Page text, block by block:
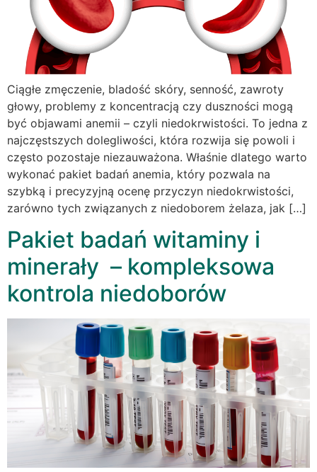
Ciągłe zmęczenie, bladość skóry, senność, zawroty
głowy, problemy z koncentracją czy duszności mogą
być objawami anemii – czyli niedokrwistości. To jedna z
najczęstszych dolegliwości, która rozwija się powoli i
często pozostaje niezauważona. Właśnie dlatego warto
wykonać pakiet badań anemia, który pozwala na
szybką i precyzyjną ocenę przyczyn niedokrwistości,
zarówno tych związanych z niedoborem żelaza, jak […]
Pakiet badań witaminy i
minerały – kompleksowa
kontrola niedoborów